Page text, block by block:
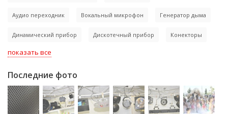
Аудио переходник Вокальный микрофон Генератор дыма
Динамический прибор Дискотечный прибор Конекторы
показать все
Последние фото